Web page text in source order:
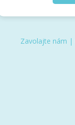
Zavolajte nám |